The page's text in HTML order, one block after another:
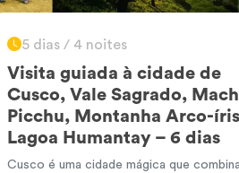
5 dias / 4 noites
Visita guiada à cidade de
Cusco, Vale Sagrado,
Picchu, Montanha Arco-
Lagoa Humantay – 6 dias
Cusco é uma cidade mágica que combina